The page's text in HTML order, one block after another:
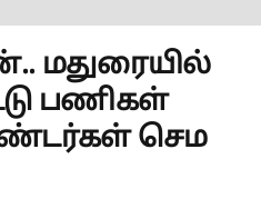
மதுரையில்
பணிகள்
செம